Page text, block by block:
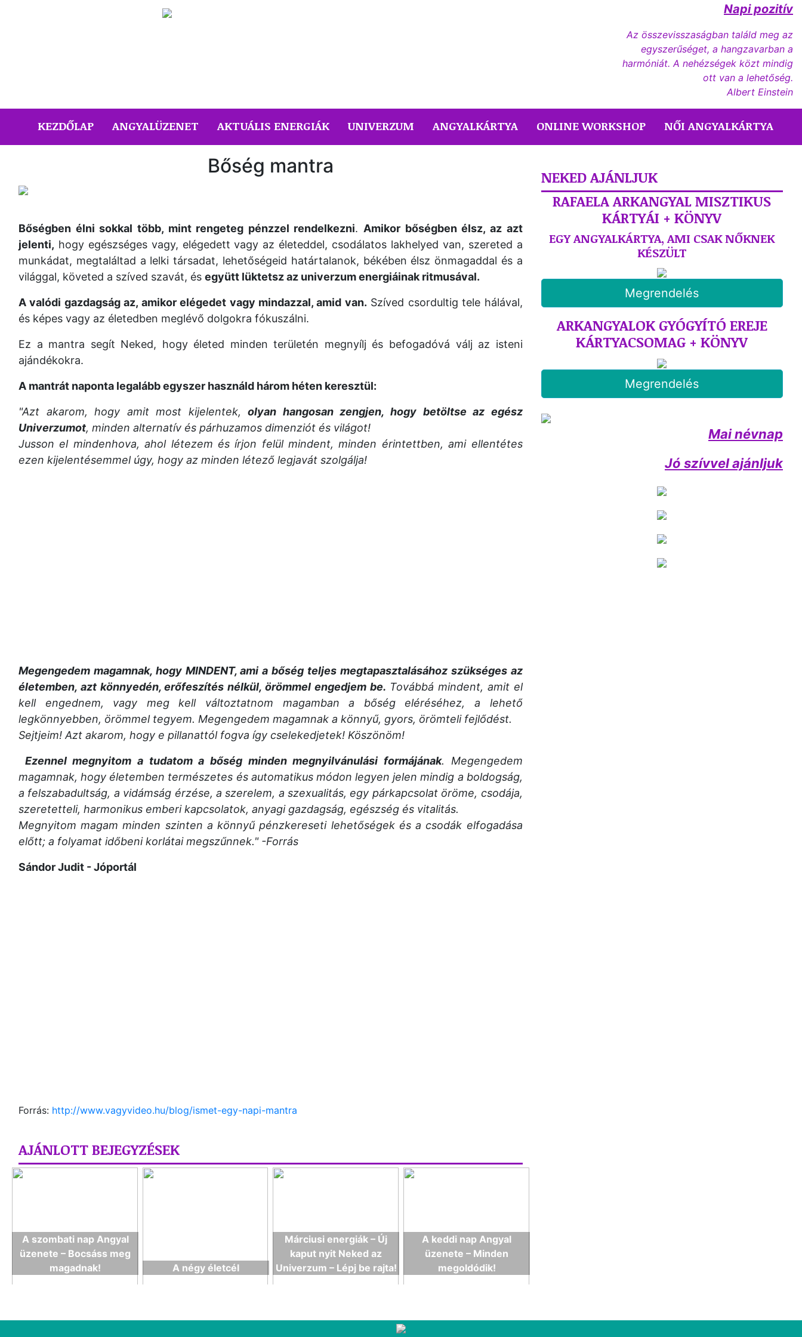
Napi pozitív
Az összevisszaságban találd meg az
egyszerűséget, a hangzavarban a
harmóniát. A nehézségek közt mindig
ott van a lehetőség.
Albert Einstein
KEZDŐLAP(CURRENT)
ANGYALÜZENET AKTUÁLIS ENERGIÁK UNIVERZUM ANGYALKÁRTYA ONLINE WORKSHOP NŐI ANGYALKÁRTYA
Bőség mantra
Bőségben élni sokkal több, mint rengeteg pénzzel rendelkezni. Amikor bőségben élsz, az azt
jelenti, hogy egészséges vagy, elégedett vagy az életeddel, csodálatos lakhelyed van, szereted a
munkádat, megtaláltad a lelki társadat, lehetőségeid határtalanok, békében élsz önmagaddal és a
világgal, követed a szíved szavát, és együtt lüktetsz az univerzum energiáinak ritmusával.
A valódi gazdagság az, amikor elégedet vagy mindazzal, amid van. Szíved csordultig tele hálával,
és képes vagy az életedben meglévő dolgokra fókuszálni.
Ez a mantra segít Neked, hogy életed minden területén megnyílj és befogadóvá válj az isteni
ajándékokra.
A mantrát naponta legalább egyszer használd három héten keresztül:
"Azt akarom, hogy amit most kijelentek,olyan hangosan zengjen, hogy betöltse az egész
Univerzumot, minden alternatív és párhuzamos dimenziót és világot!
Jusson el mindenhova, ahol létezem és írjon felül mindent, minden érintettben, ami ellentétes
ezen kijelentésemmel úgy, hogy az minden létező legjavát szolgálja!
Megengedem magamnak, hogy MINDENT, ami a bőség teljes megtapasztalásához szükséges az
életemben, azt könnyedén, erőfeszítés nélkül, örömmel engedjem be. Továbbá mindent, amit el
kell engednem, vagy meg kell változtatnom magamban a bőség eléréséhez, a lehető
legkönnyebben, örömmel tegyem. Megengedem magamnak a könnyű, gyors, örömteli fejlődést.
Sejtjeim! Azt akarom, hogy e pillanattól fogva így cselekedjetek! Köszönöm!
Ezennel megnyitom a tudatom a bőség minden megnyilvánulási formájának. Megengedem
magamnak, hogy életemben természetes és automatikus módon legyen jelen mindig a boldogság,
a felszabadultság, a vidámság érzése, a szerelem, a szexualitás, egy párkapcsolat öröme, csodája,
szeretetteli, harmonikus emberi kapcsolatok, anyagi gazdagság, egészség és vitalitás.
Megnyitom magam minden szinten a könnyű pénzkereseti lehetőségek és a csodák elfogadása
előtt; a folyamat időbeni korlátai megszűnnek." -Forrás
Sándor Judit - Jóportál
Forrás: http://www.vagyvideo.hu/blog/ismet-egy-napi-mantra
AJÁNLOTT BEJEGYZÉSEK
A szombati nap Angyal
üzenete – Bocsáss meg
magadnak!
A négy életcél
Márciusi energiák – Új
kaput nyit Neked az
Univerzum – Lépj be rajta!
A keddi nap Angyal
üzenete – Minden
megoldódik!
NEKED AJÁNLJUK
RAFAELA ARKANGYAL MISZTIKUS
KÁRTYÁI + KÖNYV
EGY ANGYALKÁRTYA, AMI CSAK NŐKNEK
KÉSZÜLT
Megrendelés
ARKANGYALOK GYÓGYÍTÓ EREJE
KÁRTYACSOMAG + KÖNYV
Megrendelés
Mai névnap
Jó szívvel ajánljuk